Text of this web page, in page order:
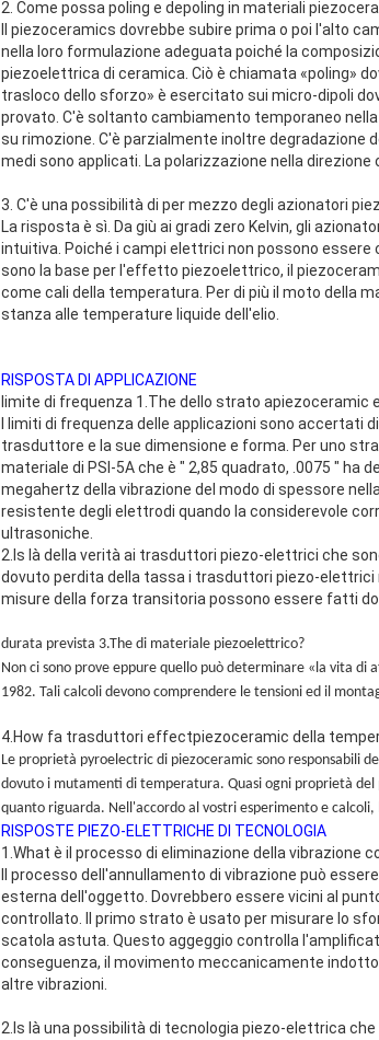
2. Come possa poling e depoling in materiali
Il piezoceramics dovrebbe subire prima o poi l'alto
nella loro formulazione adeguata poiché la
piezoelettrica di ceramica. Ciò è chiamata «poling»
trasloco dello sforzo» è esercitato sui micro-dipoli
provato. C'è soltanto cambiamento temporaneo
su rimozione. C'è parzialmente inoltre degradazione
medi sono applicati. La polarizzazione nella
3. C'è una possibilità di per mezzo degli azionatori
La risposta è sì. Da giù ai gradi zero Kelvin, gli
intuitiva. Poiché i campi elettrici non possono
sono la base per l'effetto piezoelettrico, il
come cali della temperatura. Per di più il moto della
stanza alle temperature liquide dell'elio.
RISPOSTA DI APPLICAZIONE
limite di frequenza 1.The dello strato apiezoceramic
I limiti di frequenza delle applicazioni sono
trasduttore e la sue dimensione e forma. Per uno
materiale di PSI-5A che è ″ 2,85 quadrato, .0075 ″
megahertz della vibrazione del modo di spessore
resistente degli elettrodi quando la considerevole
ultrasoniche.
2.Is là della verità ai trasduttori piezo-elettrici che
dovuto perdita della tassa i trasduttori piezo-
misure della forza transitoria possono essere fatti
durata prevista 3.The di materiale piezoelettrico?
Non ci sono prove eppure quello può determinare «la vita
1982. Tali calcoli devono comprendere le tensioni ed il
4.How fa trasduttori effectpiezoceramic della
Le proprietà pyroelectric di piezoceramic sono
dovuto i mutamenti di temperatura. Quasi ogni proprietà
quanto riguarda. Nell'accordo al vostri esperimento e
RISPOSTE PIEZO-ELETTRICHE DI TECNOLOGIA
1.What è il processo di eliminazione della vibrazione
Il processo dell'annullamento di vibrazione può
esterna dell'oggetto. Dovrebbero essere vicini al
controllato. Il primo strato è usato per misurare lo
scatola astuta. Questo aggeggio controlla
conseguenza, il movimento meccanicamente
altre vibrazioni.
2.Is là una possibilità di tecnologia piezo-elettrica